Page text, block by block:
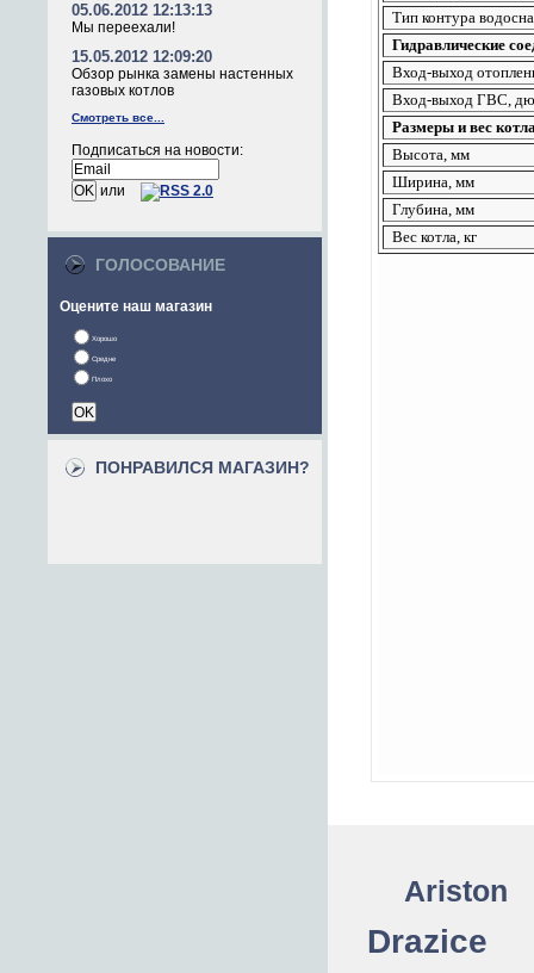
05.06.2012 12:13:13
Мы переехали!
15.05.2012 12:09:20
Обзор рынка замены настенных
газовых котлов
Смотреть все...
Подписаться на новости:
или
ГОЛОСОВАНИЕ
Оцените наш магазин
Хорошо
Средне
Плохо
ПОНРАВИЛСЯ МАГАЗИН?
Тип контура
Гидравлические
Вход-выход
Вход-выход ГВС,
Размеры и вес
Высота, мм
Ширина, мм
Глубина, мм
Вес котла, кг
Ariston
Drazice